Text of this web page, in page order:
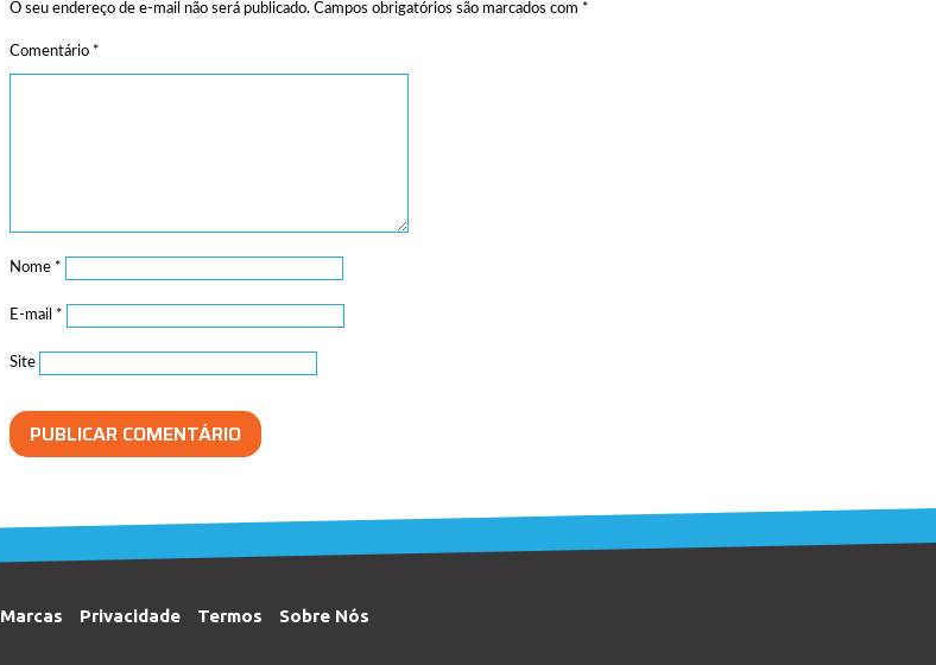
O seu endereço de e-mail não será publicado. Campos obrigatórios são marcados com *
Comentário *
Nome *
E-mail *
Site
Marcas Privacidade Termos Sobre Nós